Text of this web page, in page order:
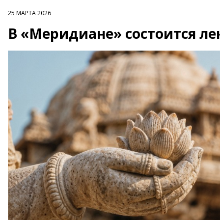
25 МАРТА 2026
В «Меридиане» состоится